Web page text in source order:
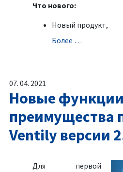
Что нового:
Новый продукт,
Болeе …
07. 04. 2021
Новые
преимущества
Ventily версии
Для первой